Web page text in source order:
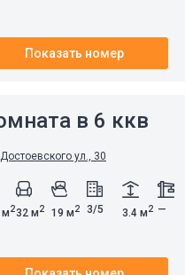
Показать номер
в 6 ккв
Достоевского ул., 30
м232 м2 19 м2 3/5 3.4 м2 —